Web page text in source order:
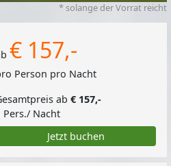
* solange der Vorrat reicht
€ 157,-
Person pro Nacht
ab€ 157,-
Pers./ Nacht
Jetzt buchen